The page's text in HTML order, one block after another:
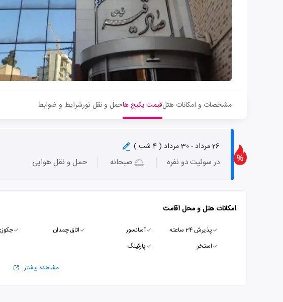
مشخصات و امکانات هتلقیمت پکیج هاحمل و نقل تورشرایط و ضوابط
26 مرداد - 30 مرداد ( 4 شب )
در سوئیت دو نفره صبحانه حمل و نقل هوایی
امکانات هتل و محل اقامت
پذیرش 24 ساعته آسانسور اتاق چمدان
استخر
پارکینگ
مشاهده بیشتر